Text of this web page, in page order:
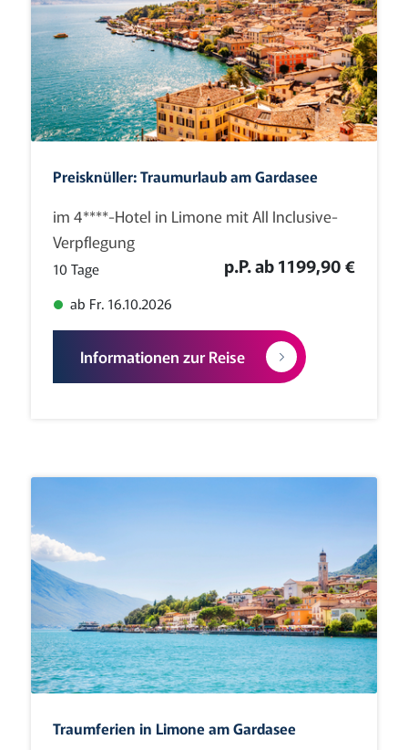
Preisknüller: Traumurlaub am Gardasee
im 4****-Hotel in Limone mit All Inclusive-
Verpflegung
10 Tage
ab Fr. 16.10.2026
p.P. ab 1199,90 €
Informationen zur Reise
Traumferien in Limone am Gardasee